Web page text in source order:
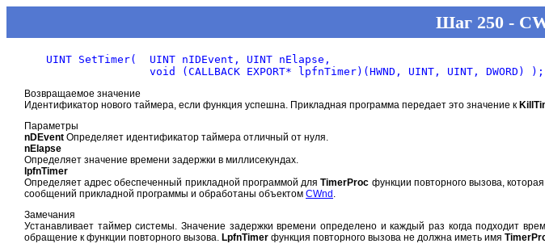
Шаг 250 -
UINT SetTimer(  UINT nIDEvent, UINT nElapse,
Возвращаемое значение
Идентификатор нового таймера, если функция успешна. Прикладная программа передает это значение к
Параметры
nDEvent Определяет идентификатор таймера отличный от нуля.
nElapse
Определяет значение времени задержки в миллисекундах.
lpfnTimer
Определяет адрес обеспеченный прикладной программой дляTimerProc функции повторного вызова,
сообщений прикладной программы и обработаны объектом CWnd
Замечания
Устанавливает таймер системы. Значение задержки времени определено и каждый раз когда подходит
обращение к функции повторного вызова. LpfnTimer функция повторного вызова не должна иметь имя